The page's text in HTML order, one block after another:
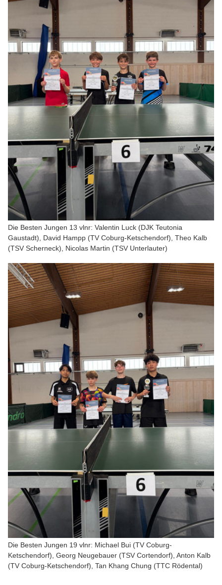
Die Besten Jungen 13 vlnr: Valentin Luck (DJK Teutonia
Gaustadt), David Hampp (TV Coburg-Ketschendorf), Theo Kalb
(TSV Scherneck), Nicolas Martin (TSV Unterlauter)
Die Besten Jungen 19 vlnr: Michael Bui (TV Coburg-
Ketschendorf), Georg Neugebauer (TSV Cortendorf), Anton Kalb
(TV Coburg-Ketschendorf), Tan Khang Chung (TTC Rödental)